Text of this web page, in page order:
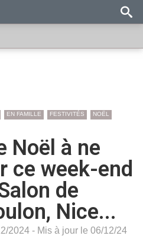
EN FAMILLE FESTIVITÉS NOËL
Noël à ne
ce week-end
de
Nice...
2024 - Mis à jour le 06/12/24